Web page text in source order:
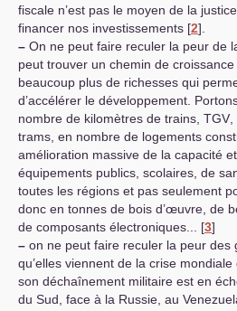
fiscale n’est pas le moyen de la
financer nos investissements [2]
– On ne peut faire reculer la peur de
peut trouver un chemin de
beaucoup plus de richesses qui
d’accélérer le développement.
nombre de kilomètres de trains, TGV
trams, en nombre de logements
amélioration massive de la capacité
équipements publics, scolaires, de
toutes les régions et pas seulement
donc en tonnes de bois d’œuvre, de
de composants électroniques...
[3]
– on ne peut faire reculer la peur des
qu’elles viennent de la crise
son déchaînement militaire est en
du Sud, face à la Russie, au